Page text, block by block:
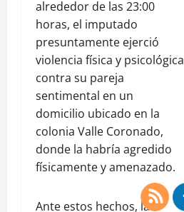
alrededor de las 23:00
horas, el imputado
presuntamente ejerció
violencia física y psicológica
contra su pareja
sentimental en un
domicilio ubicado en la
colonia Valle Coronado,
donde la habría agredido
físicamente y amenazado.
Ante estos hechos, la